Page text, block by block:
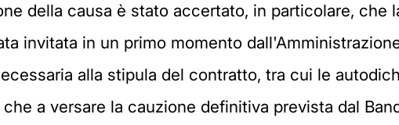
della causa è stato accertato, in particolare, che
invitata in un primo momento
alla stipula del contratto, tra cui le
a versare la cauzione definitiva prevista dal